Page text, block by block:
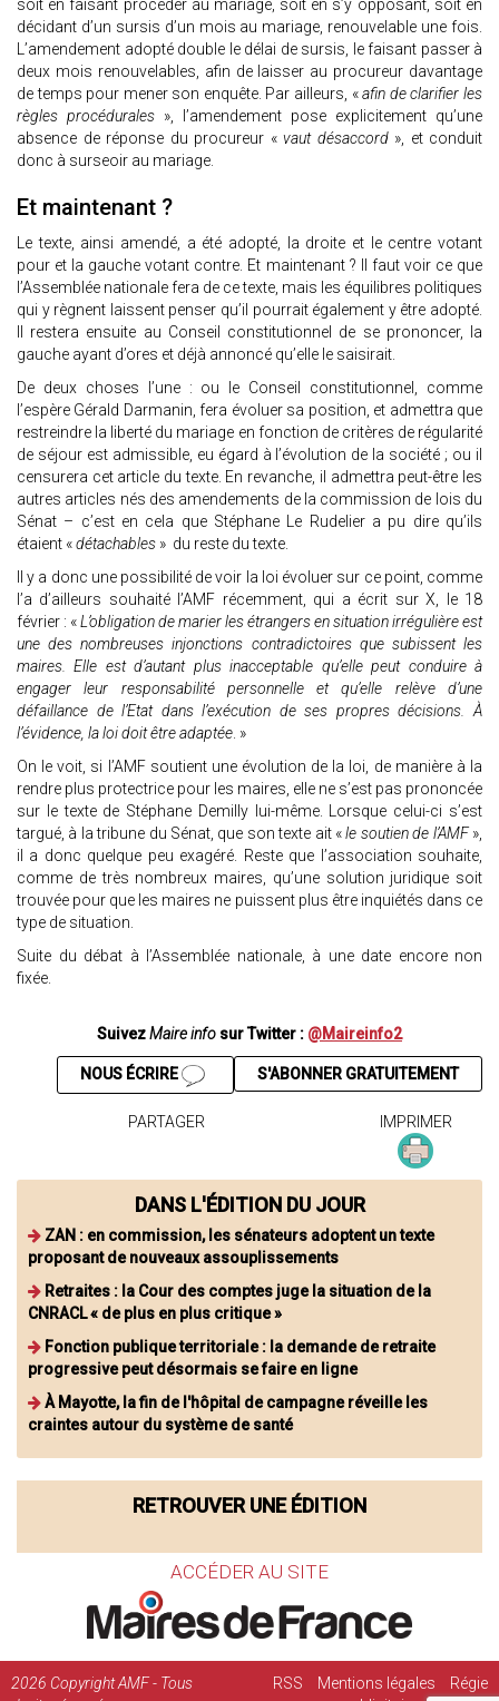
soit en faisant procéder au mariage, soit en s’y opposant, soit en
décidant d’un sursis d’un mois au mariage, renouvelable une fois.
L’amendement adopté double le délai de sursis, le faisant passer à
deux mois renouvelables, afin de laisser au procureur davantage
de temps pour mener son enquête. Par ailleurs, «afin de clarifier les
règles procédurales », l’amendement pose explicitement qu’une
absence de réponse du procureur « vaut désaccord », et conduit
donc à surseoir au mariage.
Et maintenant ?
Le texte, ainsi amendé, a été adopté, la droite et le centre votant
pour et la gauche votant contre. Et maintenant ? Il faut voir ce que
l’Assemblée nationale fera de ce texte, mais les équilibres politiques
qui y règnent laissent penser qu’il pourrait également y être adopté.
Il restera ensuite au Conseil constitutionnel de se prononcer, la
gauche ayant d’ores et déjà annoncé qu’elle le saisirait.
De deux choses l’une : ou le Conseil constitutionnel, comme
l’espère Gérald Darmanin, fera évoluer sa position, et admettra que
restreindre la liberté du mariage en fonction de critères de régularité
de séjour est admissible, eu égard à l’évolution de la société ; ou il
censurera cet article du texte. En revanche, il admettra peut-être les
autres articles nés des amendements de la commission de lois du
Sénat – c’est en cela que Stéphane Le Rudelier a pu dire qu’ils
étaient «détachables » du reste du texte.
Il y a donc une possibilité de voir la loi évoluer sur ce point, comme
l’a d’ailleurs souhaité l’AMF récemment, qui a écrit sur X, le 18
février : «L’obligation de marier les étrangers en situation irrégulière est
une des nombreuses injonctions contradictoires que subissent les
maires. Elle est d’autant plus inacceptable qu’elle peut conduire à
engager leur responsabilité personnelle et qu’elle relève d’une
défaillance de l’Etat dans l’exécution de ses propres décisions. À
l’évidence, la loi doit être adaptée. »
On le voit, si l’AMF soutient une évolution de la loi, de manière à la
rendre plus protectrice pour les maires, elle ne s’est pas prononcée
sur le texte de Stéphane Demilly lui-même. Lorsque celui-ci s’est
targué, à la tribune du Sénat, que son texte ait «le soutien de l’AMF»,
il a donc quelque peu exagéré. Reste que l’association souhaite,
comme de très nombreux maires, qu’une solution juridique soit
trouvée pour que les maires ne puissent plus être inquiétés dans ce
type de situation.
Suite du débat à l’Assemblée nationale, à une date encore non
fixée.
SuivezMaire info sur Twitter : @Maireinfo2
S'ABONNER GRATUITEMENT
NOUS ÉCRIRE
PARTAGER IMPRIMER
DANS L'ÉDITION DU JOUR
ZAN : en commission, les sénateurs adoptent un texte
proposant de nouveaux assouplissements
Retraites : la Cour des comptes juge la situation de la
CNRACL « de plus en plus critique »
Fonction publique territoriale : la demande de retraite
progressive peut désormais se faire en ligne
À Mayotte, la fin de l'hôpital de campagne réveille les
craintes autour du système de santé
RETROUVER UNE ÉDITION
ACCÉDER AU SITE
2026 Copyright AMF - Tous
RSS Mentions légales
Régie